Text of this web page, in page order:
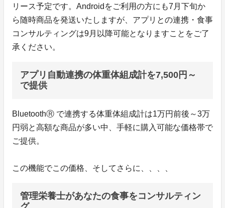
リース予定です。Androidをご利用の方にも7月下旬か
ら随時商品を発送いたしますが、アプリとの連携・食事
コンサルティングは9月以降可能となりますことをご了
承ください。
アプリ自動連携の体重体組成計を7,500円～
で提供
BluetoothⓇ で連携する体重体組成計は1万円前後～3万
円弱と高額な商品が多い中、手軽に購入可能な価格帯で
ご提供。
この機能でこの価格、そしてさらに、、、、
管理栄養士があなたの食事をコンサルティン